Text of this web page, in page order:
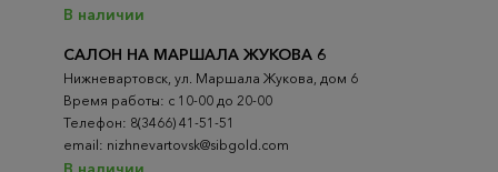
В наличии
САЛОН НА МАРШАЛА ЖУКОВА 6
Нижневартовск, ул. Маршала Жукова, дом 6
Время работы: с 10-00 до 20-00
Телефон: 8(3466) 41-51-51
email: nizhnevartovsk@sibgold.com